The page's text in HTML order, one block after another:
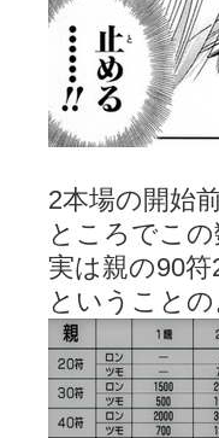
2本場の開始
ところでこ
実は親の90
ということの